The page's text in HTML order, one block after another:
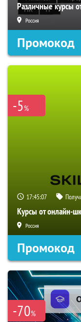
Различные курсы
Россия
Промокод
-5%
17:45:06
Курсы от онлайн-
Россия
Промокод
-70%